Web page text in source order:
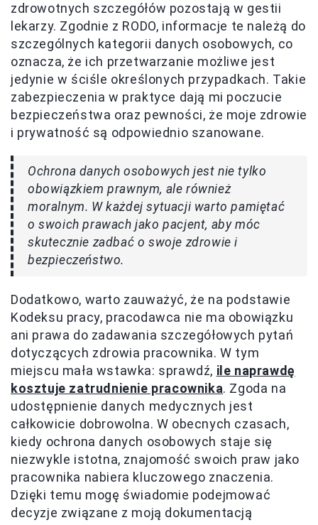
zdrowotnych szczegółów pozostają w gestii
lekarzy. Zgodnie z RODO, informacje te należą do
szczególnych kategorii danych osobowych, co
oznacza, że ich przetwarzanie możliwe jest
jedynie w ściśle określonych przypadkach. Takie
zabezpieczenia w praktyce dają mi poczucie
bezpieczeństwa oraz pewności, że moje zdrowie
i prywatność są odpowiednio szanowane.
Ochrona danych osobowych jest nie tylko
obowiązkiem prawnym, ale również
moralnym. W każdej sytuacji warto pamiętać
o swoich prawach jako pacjent, aby móc
skutecznie zadbać o swoje zdrowie i
bezpieczeństwo.
Dodatkowo, warto zauważyć, że na podstawie
Kodeksu pracy, pracodawca nie ma obowiązku
ani prawa do zadawania szczegółowych pytań
dotyczących zdrowia pracownika. W tym
miejscu mała wstawka: sprawdź, ile naprawdę
kosztuje zatrudnienie pracownika. Zgoda na
udostępnienie danych medycznych jest
całkowicie dobrowolna. W obecnych czasach,
kiedy ochrona danych osobowych staje się
niezwykle istotna, znajomość swoich praw jako
pracownika nabiera kluczowego znaczenia.
Dzięki temu mogę świadomie podejmować
decyzje związane z moją dokumentacją